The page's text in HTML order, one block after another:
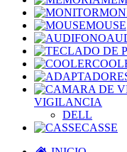
MOUSE
VIGILANCIA
DELL
CASSE